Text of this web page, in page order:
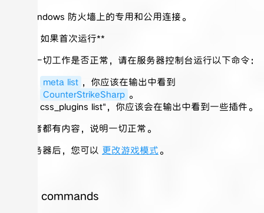
接受 Windows 防火墙上的专用和公用连接。
如果首次运行**
要检查一切工作是否正常，请在服务器控制台运行以下命令：
meta list ，你应该在输出中看到
CounterStrikeSharp 。
css_plugins list"，你应该会在输出中看到一些插件。
如果两者都有内容，说明一切正常。
加入服务器后，您可以 更改游戏模式。
Player commands